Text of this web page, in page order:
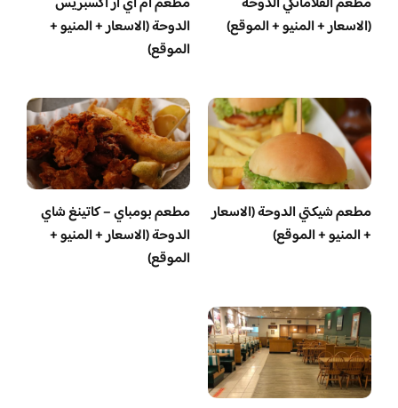
(الاسعار + المنيو + الموقع)
الدوحة (الاسعار + المنيو +
الموقع)
مطعم شيكتي الدوحة (الاسعار
+ المنيو + الموقع)
مطعم بومباي – كاتينغ شاي
الدوحة (الاسعار + المنيو +
الموقع)